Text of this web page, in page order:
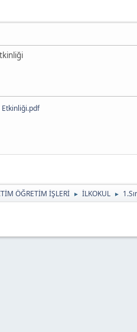
ÖĞRETİM İŞLERİ ► İLKOKUL ►